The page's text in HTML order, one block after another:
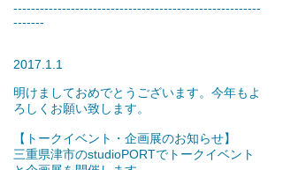
​‐​‐​‐​‐​‐​‐​‐​‐​‐​‐​‐​‐​‐​‐​‐​‐​‐​‐​‐​‐​‐​‐​‐​‐​‐​‐​‐​‐​‐​‐​‐​‐​‐​‐​‐​‐​‐​‐​‐​‐​‐​‐​‐​‐​‐​‐​‐​‐​‐​‐​‐​‐​‐​‐​‐​‐​
‐​‐​‐​‐​‐​‐​‐​
2017.1.1
明けましておめでとうございます。今年もよ
ろしくお願い致します。
【トークイベント・企画展のお知らせ】
三重県津市のstudioPORTでトークイベント